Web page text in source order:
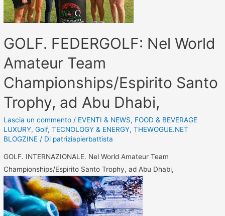
GOLF. FEDERGOLF: Nel World
Amateur Team
Championships/Espirito Santo
Trophy, ad Abu Dhabi,
Lascia un commento / EVENTI & NEWS, FOOD & BEVERAGE
LUXURY,Golf,TECNOLOGY & ENERGY,THEWOGUE.NET
BLOGZINE / Di patriziapierbattista
GOLF. INTERNAZIONALE. Nel World Amateur Team
Championships/Espirito Santo Trophy, ad Abu Dhabi,